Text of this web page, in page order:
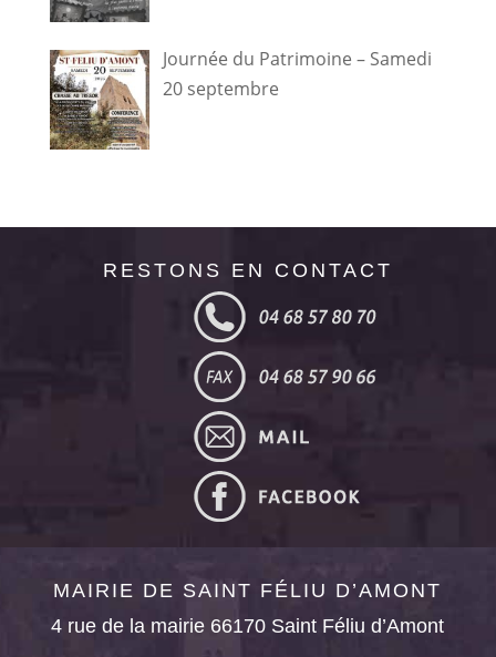
Journée du Patrimoine – Samedi
20 septembre
RESTONS EN CONTACT
MAIRIE DE SAINT FÉLIU D’AMONT
4 rue de la mairie 66170 Saint Féliu d’Amont